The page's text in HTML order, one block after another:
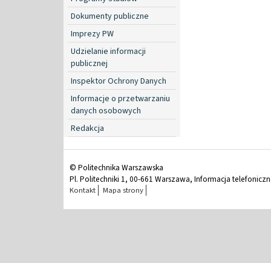
Dokumenty publiczne
Imprezy PW
Udzielanie informacji
publicznej
Inspektor Ochrony Danych
Informacje o przetwarzaniu
danych osobowych
Redakcja
© Politechnika Warszawska
Pl. Politechniki 1, 00-661 Warszawa, Informacja
Kontakt Mapa strony